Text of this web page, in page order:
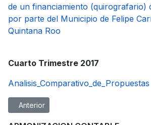
de un financiamiento (quirografario)
por parte del Municipio de Felipe
Quintana Roo
Cuarto Trimestre 2017
Analisis_Comparativo_de_Propuestas
Artículo anterior: AvisodePrivacidad
Anterior